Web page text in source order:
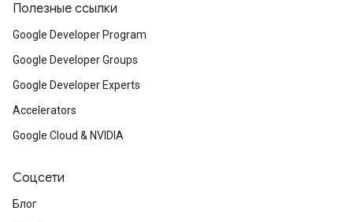
Полезные ссылки
Google Developer Program
Google Developer Groups
Google Developer Experts
Accelerators
Google Cloud & NVIDIA
Соцсети
Блог